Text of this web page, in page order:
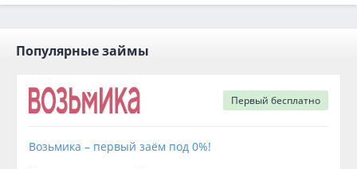
Популярные займы
Первый бесплатно
Возьмика – первый заём под 0%!